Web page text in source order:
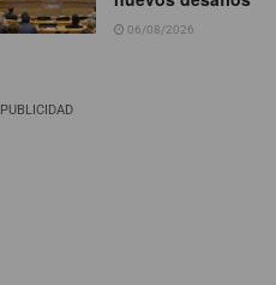
06/08/2026
PUBLICIDAD